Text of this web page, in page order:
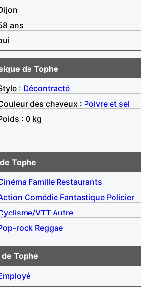
ans
de Tophe
: Décontracté
des cheveux : Poivre et sel
: 0 kg
Tophe
Famille Restaurants
Comédie Fantastique Policier
VTT Autre
rock Reggae
Tophe